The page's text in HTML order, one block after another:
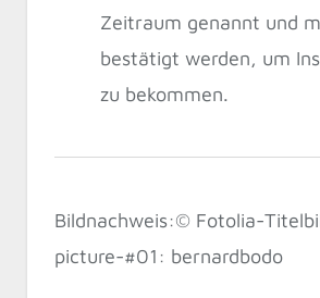
Zeitraum genannt und
bestätigt werden, um
zu bekommen.
Bildnachweis:© Fotolia-
picture-#01: bernardbodo